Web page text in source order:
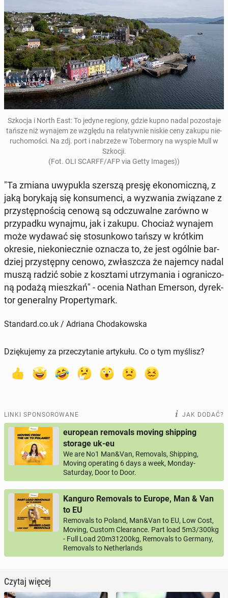
Szkocja i North East: To jedyne regiony, gdzie kupno nadal po­zo­sta­je
tańsze niż wynajem ze względu na re­la­tyw­nie niskie ceny zakupu nie­
ru­cho­mo­ści. Na zdj. port i na­brze­że w To­ber­mo­ry na wyspie Mull w
Szkocji.
(Fot. OLI SCARFF/AFP via Getty Images))
"Ta zmiana uwy­pu­kla szerszą presję eko­no­micz­ną, z
jaką bo­ry­ka­ją się kon­su­men­ci, a wy­zwa­nia zwią­za­ne z
przy­stęp­no­ścią cenową są od­czu­wal­ne zarówno w
przy­pad­ku wynajmu, jak i zakupu. Chociaż wynajem
może wydawać się sto­sun­ko­wo tańszy w krótkim
okresie, nie­ko­niecz­nie oznacza to, że jest ogólnie bar­
dziej przy­stęp­ny cenowo, zwłasz­cza że najemcy nadal
muszą radzić sobie z kosz­ta­mi utrzy­ma­nia i ogra­ni­czo­
ną podażą miesz­kań" - ocenia Nathan Emerson, dy­rek­
tor ge­ne­ral­ny Pro­per­ty­mark.
Standard.co.uk / Adriana Chodakowska
Dziękujemy za przeczytanie artykułu. Co o tym myślisz?
LINKI SPONSOROWANE JAK DODAĆ?
european removals moving shipping
storage uk-eu
We are No1 Man&Van, Removals, Shipping,
Moving operating 6 days a week, Monday-
Saturday, Door to Door.
Kanguro Removals to Europe, Man & Van
to EU
Removals to Poland, Man&Van to EU, Low Cost,
Moving, Custom Clearance. Part load 5m3/300kg
- Full Load 20m31200kg, Removals to Germany,
Removals to Netherlands
Czytaj więcej